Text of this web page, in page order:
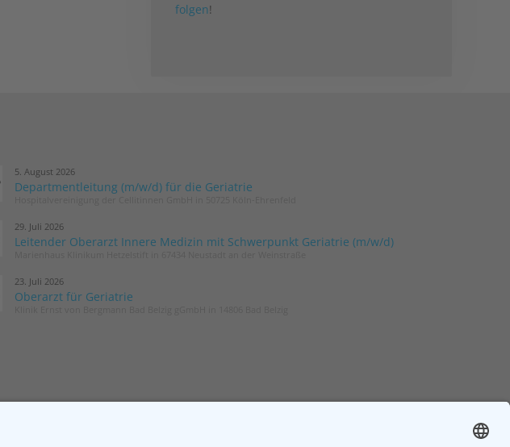
folgen!
5. August 2026
Departmentleitung (m/w/d) für die Geriatrie
29. Juli 2026
Leitender Oberarzt Innere Medizin mit Schwerpunkt Geriatrie (m/w/d)
23. Juli 2026
Oberarzt für Geriatrie